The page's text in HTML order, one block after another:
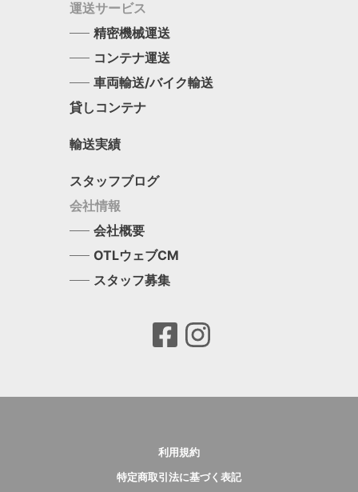
運送サービス
精密機械運送
コンテナ運送
車両輸送/バイク輸送
貸しコンテナ
輸送実績
スタッフブログ
会社情報
会社概要
OTLウェブCM
スタッフ募集
利用規約
特定商取引法に基づく表記